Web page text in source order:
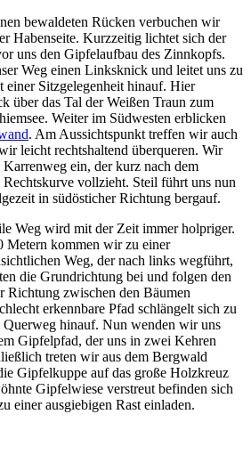
bewaldeten Rücken verbuchen wir
Habenseite. Kurzzeitig lichtet sich der
uns den Gipfelaufbau des Zinnkopfs.
Weg einen Linksknick und leitet uns zu
einer Sitzgelegenheit hinauf. Hier
über das Tal der Weißen Traun zum
Weiter im Südwesten erblicken
. Am Aussichtspunkt treffen wir auch
leicht rechtshaltend überqueren. Wir
Karrenweg ein, der kurz nach dem
Rechtskurve vollzieht. Steil führt uns nun
in südösticher Richtung bergauf.
Weg wird mit der Zeit immer holpriger.
Metern kommen wir zu einer
Weg, der nach links wegführt,
die Grundrichtung bei und folgen den
Richtung zwischen den Bäumen
erkennbare Pfad schlängelt sich zu
Querweg hinauf. Nun wenden wir uns
Gipfelpfad, der uns in zwei Kehren
treten wir aus dem Bergwald
Gipfelkuppe auf das große Holzkreuz
Gipfelwiese verstreut befinden sich
einer ausgiebigen Rast einladen.